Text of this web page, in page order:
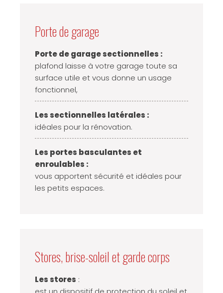
Porte de garage
Porte de garage sectionnelles :
plafond laisse à votre garage toute sa
surface utile et vous donne un usage
fonctionnel,
Les sectionnelles latérales :
idéales pour la rénovation.
Les portes basculantes et
enroulables :
vous apportent sécurité et idéales pour
les petits espaces.
Stores, brise-soleil et garde corps
Les stores :